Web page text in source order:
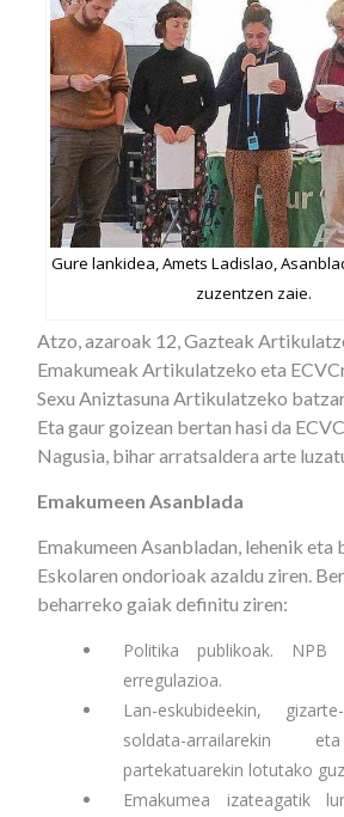
Gure lankidea, Amets Ladislao,
zuzentzen zaie.
Atzo, azaroak 12, Gazteak
Emakumeak Artikulatzeko eta
Sexu Aniztasuna Artikulatzeko
Eta gaur goizean bertan hasi da
Nagusia, bihar arratsaldera arte
Emakumeen Asanblada
Emakumeen Asanbladan, lehenik eta
Eskolaren ondorioak azaldu ziren.
beharreko gaiak definitu ziren:
Politika publikoak. NPB
erregulazioa.
Lan-eskubideekin, gizarte-
soldata-arrailarekin
partekatuarekin lotutako
Emakumea izateagatik